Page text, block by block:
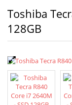
Toshiba
128GB